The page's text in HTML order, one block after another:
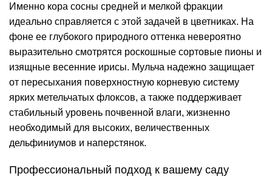
Именно кора сосны средней и мелкой фракции
идеально справляется с этой задачей в цветниках. На
фоне ее глубокого природного оттенка невероятно
выразительно смотрятся роскошные сортовые пионы и
изящные весенние ирисы. Мульча надежно защищает
от пересыхания поверхностную корневую систему
ярких метельчатых флоксов, а также поддерживает
стабильный уровень почвенной влаги, жизненно
необходимый для высоких, величественных
дельфиниумов и наперстянок.
Профессиональный подход к вашему саду